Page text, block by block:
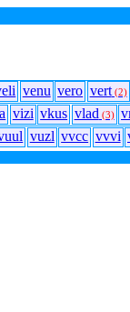
venu vero vert(2)
vizi vkus vlad (3)
vuzl vvcc vvvi